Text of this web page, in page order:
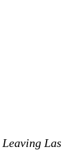
Leaving Las